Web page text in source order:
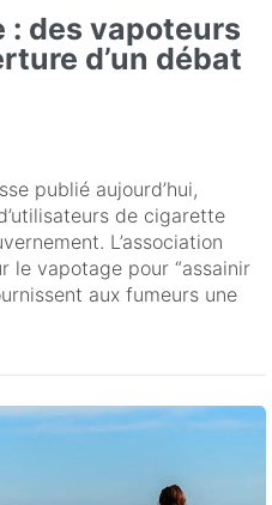
: des vapoteurs
d’un débat
publié aujourd’hui,
de cigarette
L’association
le vapotage pour “assainir
aux fumeurs une